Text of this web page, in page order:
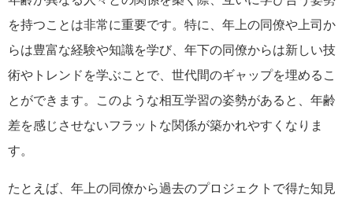
を持つことは非常に重要です。特に、年上の同僚や上司か
らは豊富な経験や知識を学び、年下の同僚からは新しい技
術やトレンドを学ぶことで、世代間のギャップを埋めるこ
とができます。このような相互学習の姿勢があると、年齢
差を感じさせないフラットな関係が築かれやすくなりま
す。
たとえば、年上の同僚から過去のプロジェクトで得た知見